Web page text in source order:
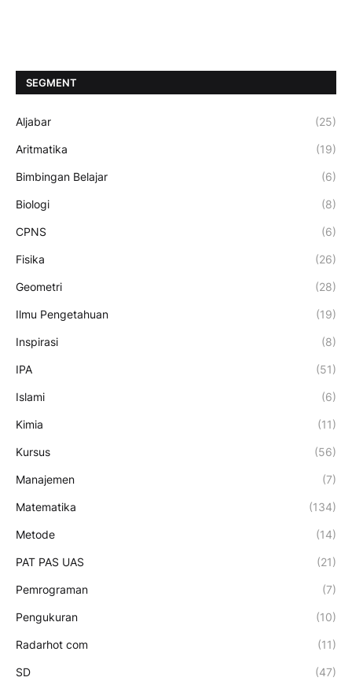
SEGMENT
Aljabar (25)
Aritmatika (19)
Bimbingan Belajar (6)
Biologi (8)
CPNS (6)
Fisika (26)
Geometri (28)
Ilmu Pengetahuan (19)
Inspirasi (8)
IPA (51)
Islami (6)
Kimia (11)
Kursus (56)
Manajemen (7)
Matematika (134)
Metode (14)
PAT PAS UAS (21)
Pemrograman (7)
Pengukuran (10)
Radarhot com (11)
SD (47)